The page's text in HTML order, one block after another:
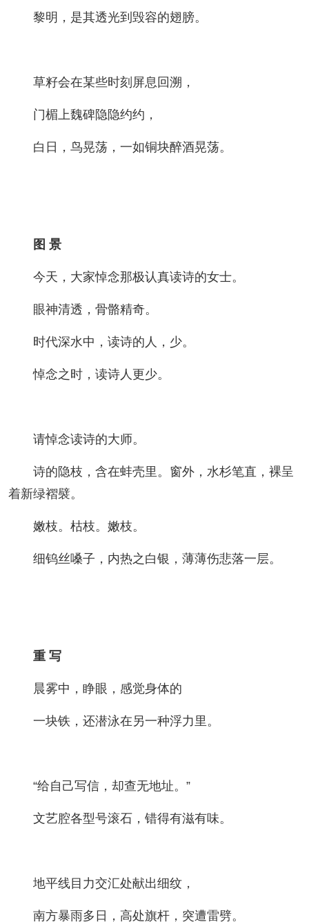
黎明，是其透光到毁容的翅膀。
草籽会在某些时刻屏息回溯，
门楣上魏碑隐隐约约，
白日，鸟晃荡，一如铜块醉酒晃荡。
图 景
今天，大家悼念那极认真读诗的女士。
眼神清透，骨骼精奇。
时代深水中，读诗的人，少。
悼念之时，读诗人更少。
请悼念读诗的大师。
诗的隐枝，含在蚌壳里。窗外，水杉笔直，裸呈
着新绿褶襞。
嫩枝。枯枝。嫩枝。
细钨丝嗓子，内热之白银，薄薄伤悲落一层。
重 写
晨雾中，睁眼，感觉身体的
一块铁，还潜泳在另一种浮力里。
“给自己写信，却查无地址。”
文艺腔各型号滚石，错得有滋有味。
地平线目力交汇处献出细纹，
南方暴雨多日，高处旗杆，突遭雷劈。